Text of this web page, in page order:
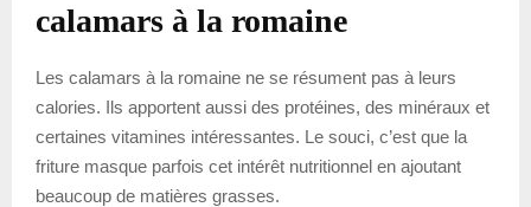
calamars à la romaine
Les calamars à la romaine ne se résument pas à leurs
calories. Ils apportent aussi des protéines, des minéraux et
certaines vitamines intéressantes. Le souci, c’est que la
friture masque parfois cet intérêt nutritionnel en ajoutant
beaucoup de matières grasses.